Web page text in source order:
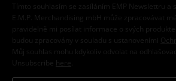
Tímto souhlasím se zasíláním EMP Newslettru a
E.M.P. Merchandising mbH může zpracovávat
pravidelně mi posílat informace o svých
budou zpracovány v souladu s ustanoveními
Můj souhlas mohu kdykoliv odvolat na
Unsubscribe here